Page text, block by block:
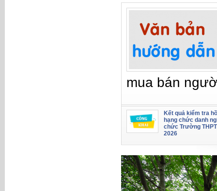
mua bán
Kết quả kiểm tra
hạng chức danh
chức Trường
2026